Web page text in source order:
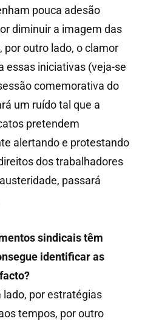
pouca adesão
diminuir a imagem das
por outro lado, o clamor
essas iniciativas (veja-se
comemorativa do
um ruído tal que a
pretendem
alertando e protestando
dos trabalhadores
passará
sindicais têm
identificar as
lado, por estratégias
tempos, por outro